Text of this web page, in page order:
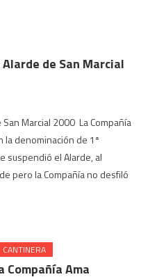
de San Marcial
Marcial 2000 La Compañía
la denominación de 1ª
suspendió el Alarde, al
pero la Compañía no desfiló
CANTINERA
Ama